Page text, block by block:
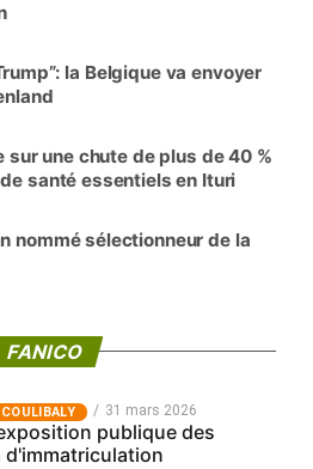
la Belgique va envoyer
sur une chute de plus de 40 %
santé essentiels en Ituri
nommé sélectionneur de la
FANICO
31 mars 2026
publique des
d'immatriculation